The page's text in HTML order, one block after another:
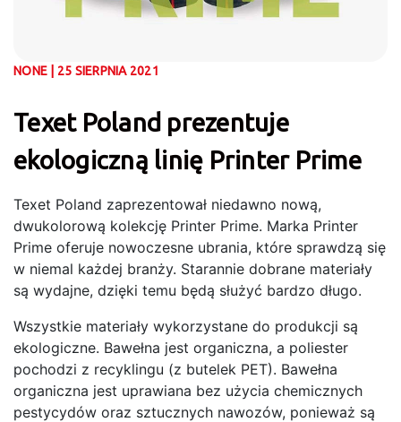
NONE | 25 SIERPNIA 2021
Texet Poland prezentuje
ekologiczną linię Printer Prime
Texet Poland zaprezentował niedawno nową,
dwukolorową kolekcję Printer Prime. Marka Printer
Prime oferuje nowoczesne ubrania, które sprawdzą się
w niemal każdej branży. Starannie dobrane materiały
są wydajne, dzięki temu będą służyć bardzo długo.
Wszystkie materiały wykorzystane do produkcji są
ekologiczne. Bawełna jest organiczna, a poliester
pochodzi z recyklingu (z butelek PET). Bawełna
organiczna jest uprawiana bez użycia chemicznych
pestycydów oraz sztucznych nawozów, ponieważ są